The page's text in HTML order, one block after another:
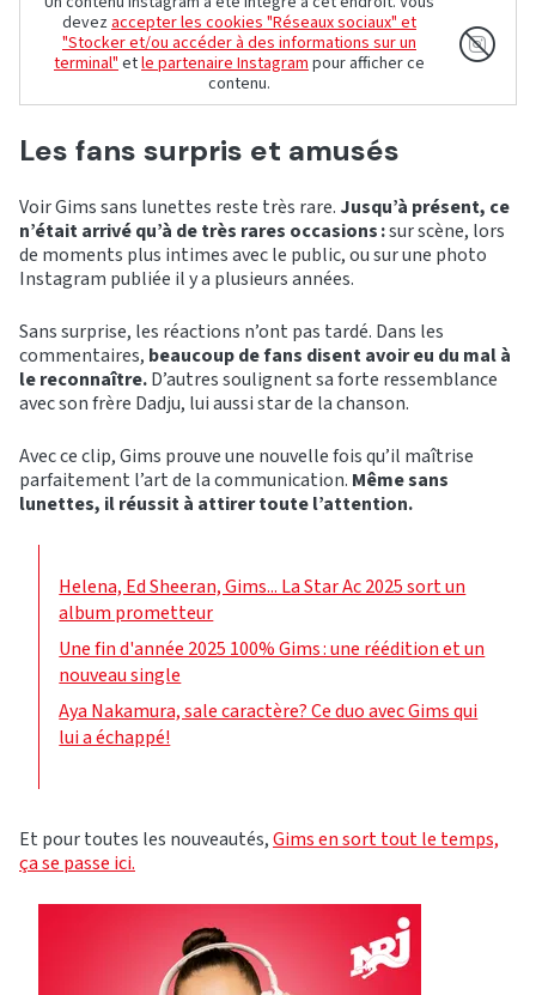
devezaccepter les cookies "Réseaux sociaux" et
"Stocker et/ou accéder à des informations sur un
terminal"etle partenaire Instagrampour afficher ce
contenu.
Les fans surpris et amusés
Voir Gims sans lunettes reste très rare. Jusqu’à présent, ce
n’était arrivé qu’à de très rares occasions :sur scène, lors
de moments plus intimes avec le public, ou sur une photo
Instagram publiée il y a plusieurs années.
Sans surprise, les réactions n’ont pas tardé. Dans les
commentaires, beaucoup de fans disent avoir eu du mal à
le reconnaître.D’autres soulignent sa forte ressemblance
avec son frère Dadju, lui aussi star de la chanson.
Avec ce clip, Gims prouve une nouvelle fois qu’il maîtrise
parfaitement l’art de la communication. Même sans
lunettes, il réussit à attirer toute l’attention.
Helena, Ed Sheeran, Gims... La Star Ac 2025 sort un
album prometteur
Une fin d'année 2025 100% Gims : une réédition et un
nouveau single
Aya Nakamura, sale caractère? Ce duo avec Gims qui
lui a échappé!
Et pour toutes les nouveautés,Gims en sort tout le temps,
ça se passe ici.